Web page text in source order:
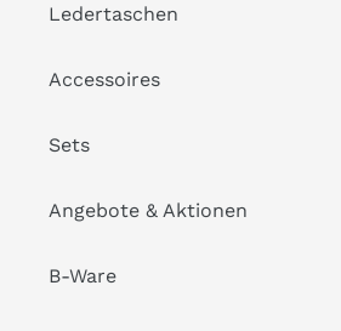
Ledertaschen
Accessoires
Sets
Angebote & Aktionen
B-Ware